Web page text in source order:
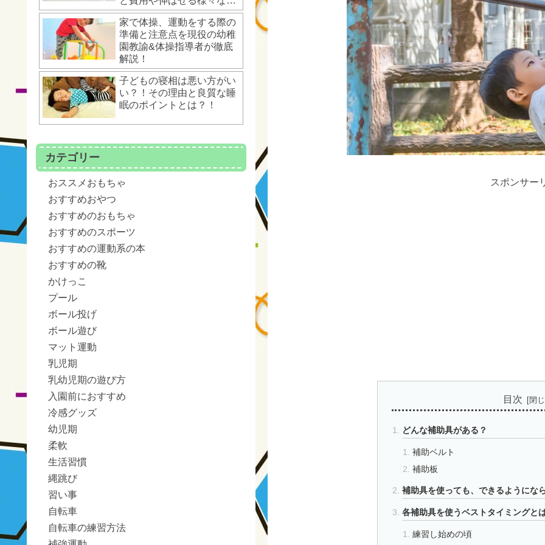
スポンサー
目次
どんな補助具がある？
補助ベルト
補助板
補助具を使っても、できるようにな
各補助具を使うベストタイミングと
練習し始めの頃
動能力とは？！
家で体操、運動をする際の
準備と注意点を現役の幼稚
園教諭&体操指導者が徹底
解説！
子どもの寝相は悪い方がい
い？！その理由と良質な睡
眠のポイントとは？！
カテゴリー
おススメおもちゃ
おすすめおやつ
おすすめのおもちゃ
おすすめのスポーツ
おすすめの運動系の本
おすすめの靴
かけっこ
プール
ボール投げ
ボール遊び
マット運動
乳児期
乳幼児期の遊び方
入園前におすすめ
冷感グッズ
幼児期
柔軟
生活習慣
縄跳び
習い事
自転車
自転車の練習方法